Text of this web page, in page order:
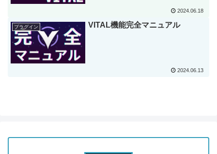
2024.06.18
プラグイン VITAL機能完全マニュアル
2024.06.13